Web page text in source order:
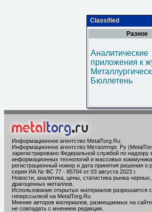
Classified
Разное
Аналитические
приложения к
Бюллетень
Информационное агентство MetalTorg.Ru
Информационное агентство Металлторг. Ру
зарегистрировано Федеральной службой по надзору
информационных технологий и массовых
регистрационный номер и дата принятия решения о
серия ИА № ФС 77 - 85704 от 03 августа 2023 г.
Новости, аналитика, цены, статистика рынка
драгоценных металлов.
Использование открытых материалов разрешается
гиперссылкой на MetalTorg.Ru
Мнение авторов материалов, размещаемых на
не совпадать с мнением редакции.